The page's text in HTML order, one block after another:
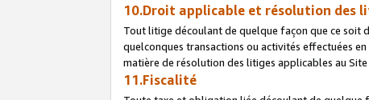
10.Droit applicable et résolution des
Tout litige découlant de quelque façon que ce soit
quelconques transactions ou activités effectuées
matière de résolution des litiges applicables au
11.Fiscalité